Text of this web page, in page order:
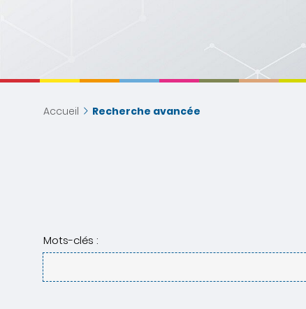
Accueil Recherche avancée
Mots-clés :